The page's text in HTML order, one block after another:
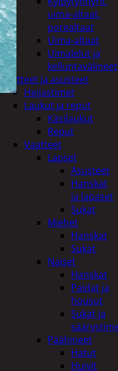
uima-altaat,
porealtaat
Uima-altaat
Uimalelut ja
kelluntavälineet
Vaatteet ja asusteet
Heijastimet
Laukut ja reput
Käsilaukut
Reput
Vaatteet
Lapset
Asusteet
Hanskat
ja lapaset
Sukat
Miehet
Hanskat
Sukat
Naiset
Hanskat
Paidat ja
housut
Sukat ja
Päähineet
Hatut
Huivit